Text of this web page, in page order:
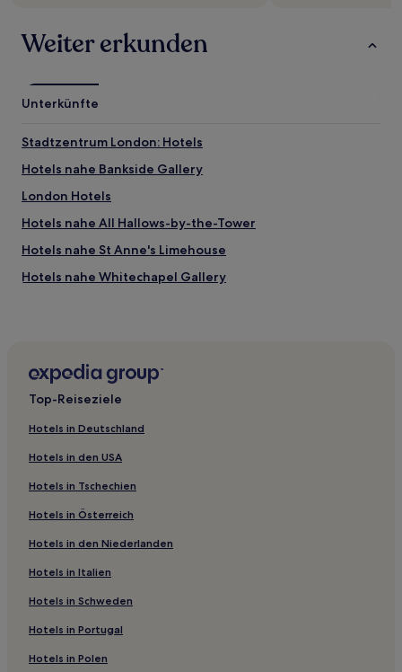
Weiter erkunden
Unterkünfte
Stadtzentrum London: Hotels
Hotels nahe Bankside Gallery
London Hotels
Hotels nahe All Hallows-by-the-Tower
Hotels nahe St Anne's Limehouse
Hotels nahe Whitechapel Gallery
Hotels nahe Station South Quay
Hotels nahe Beefeater Gin Distillery
Bridge: Hotels
Hotels nahe S-Bahn-Station Rotherhithe
Hotels nahe Hoxton Square
Golden Lane Estate: Hotels
Hotels nahe St George the Martyr Southwark
Hotels nahe Queen's House
Hotels nahe The Oval
Hotels nahe Hay's Galleria
Hotels nahe Cinema Museum
Top-Reiseziele
Hotels in Deutschland
Hotels in den USA
Hotels in Tschechien
Hotels in Österreich
Hotels in den Niederlanden
Hotels in Italien
Hotels in Schweden
Hotels in Portugal
Hotels in Polen